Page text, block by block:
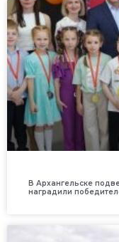
В Архангельске
наградили